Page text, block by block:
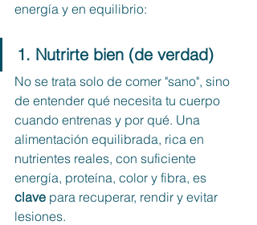
energía y en equilibrio:
1. Nutrirte bien (de verdad)
No se trata solo de comer "sano", sino
de entender qué necesita tu cuerpo
cuando entrenas y por qué. Una
alimentación equilibrada, rica en
nutrientes reales, con suficiente
energía, proteína, color y fibra, es
clave para recuperar, rendir y evitar
lesiones.